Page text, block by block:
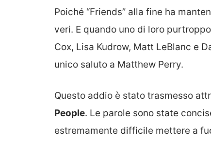
Poiché “Friends” alla fine ha
veri. E quando uno di loro
Cox, Lisa Kudrow, Matt LeBlanc e
unico saluto a Matthew Perry.
Questo addio è stato trasmesso
People. Le parole sono state
estremamente difficile mettere a